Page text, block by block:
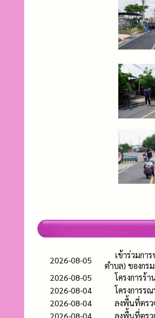
2026-08-05
เข้าร่วมกา
ตำบล) ของกร
2026-08-05
โครงการร้
2026-08-04
โครงการร
2026-08-04
ลงพื้นที่ตรว
2026-08-04
ลงพื้นที่ตรว